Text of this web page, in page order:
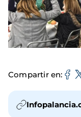
Compartir en